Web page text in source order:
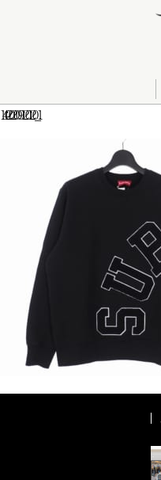
140-202009120120_1